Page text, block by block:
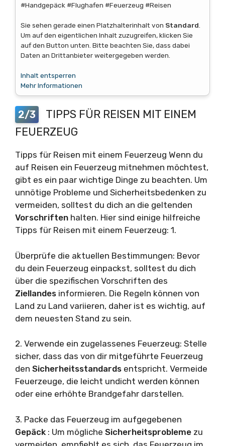
#Handgepäck #Flughafen #Feuerzeug #Reisen
Sie sehen gerade einen Platzhalterinhalt von Standard.
Um auf den eigentlichen Inhalt zuzugreifen, klicken Sie
auf den Button unten. Bitte beachten Sie, dass dabei
Daten an Drittanbieter weitergegeben werden.
Inhalt entsperren
Mehr Informationen
2/3
TIPPS FÜR REISEN MIT EINEM
FEUERZEUG
Tipps für Reisen mit einem Feuerzeug Wenn du
auf Reisen ein Feuerzeug mitnehmen möchtest,
gibt es ein paar wichtige Dinge zu beachten. Um
unnötige Probleme und Sicherheitsbedenken zu
vermeiden, solltest du dich an die geltenden
Vorschriften halten. Hier sind einige hilfreiche
Tipps für Reisen mit einem Feuerzeug: 1.
Überprüfe die aktuellen Bestimmungen: Bevor
du dein Feuerzeug einpackst, solltest du dich
über die spezifischen Vorschriften des
Ziellandes informieren. Die Regeln können von
Land zu Land variieren, daher ist es wichtig, auf
dem neuesten Stand zu sein.
2. Verwende ein zugelassenes Feuerzeug: Stelle
sicher, dass das von dir mitgeführte Feuerzeug
den Sicherheitsstandards entspricht. Vermeide
Feuerzeuge, die leicht undicht werden können
oder eine erhöhte Brandgefahr darstellen.
3. Packe das Feuerzeug im aufgegebenen
Gepäck : Um mögliche Sicherheitsprobleme zu